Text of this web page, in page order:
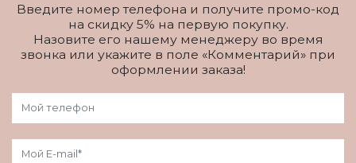
Введите номер телефона и получите промо-код
на скидку 5% на первую покупку.
Назовите его нашему менеджеру во время
звонка или укажите в поле «Комментарий» при
оформлении заказа!